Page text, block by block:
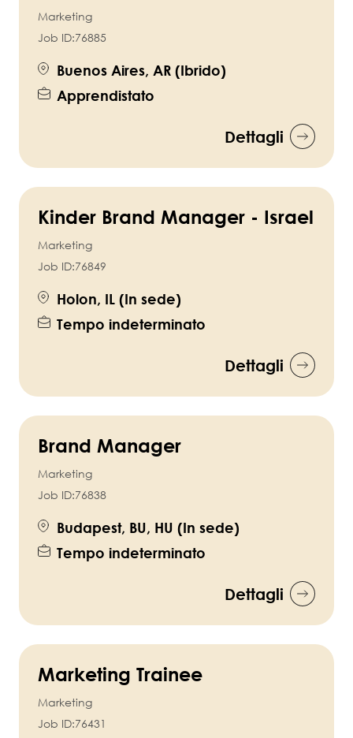
Marketing
Job ID:76885
Buenos Aires, AR (Ibrido)
Apprendistato
Dettagli
Kinder Brand Manager - Israel
Marketing
Job ID:76849
Holon, IL (In sede)
Tempo indeterminato
Dettagli
Brand Manager
Marketing
Job ID:76838
Budapest, BU, HU (In sede)
Tempo indeterminato
Dettagli
Marketing Trainee
Marketing
Job ID:76431